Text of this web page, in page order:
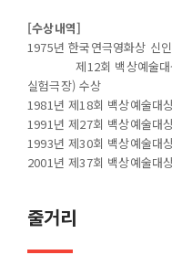
[수상내역]
1975년 한국연극영화상 신
제12회 백상예술
실험극장) 수상
1981년 제18회 백상예술대
1991년 제27회 백상예술대
1993년 제30회 백상예술대
2001년 제37회 백상예술대
줄거리